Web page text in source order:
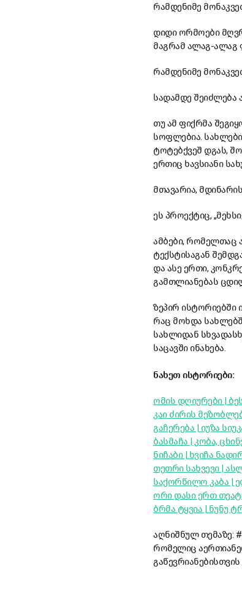
რამდენიმე
დიდი ორმოები
მაგრამ ალაგ-ალაგ
რამდენიმე
სადამდე
თუ ამ ფიქრმა
სოფლებია.
ტოტებქვეშ დგას,
ერთიც ხავსიანი
მთავარია,
ეს პროექტიც,
ამბები, რომელთაც
ტექსტისაგან
და ასე ერთი,
გამთლიანებას
ზეპირ ისტორიებში
რაც მოხდა
სახლიდან
საცავში ინახება.
ნახეთ ისტორიები:
ომის დღიურები |
კაი ძირის
გაჩერება | იუზა
ბასმაჩა | კობა,
ნიჩაბი | ხვიჩა
თეთრი სახვევი |
საქორწილო კაბა |
ორი დასი ერთ
ბრმა ტყვია | ნუნუ
აღნიშნულ თემაზე:
რომელიც